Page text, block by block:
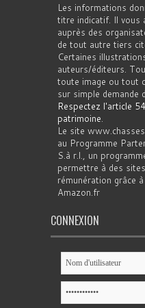
Les informations
titre indicatif. Il vous
auprès des
de tout autre tiers
Certaines
auteurs/éditeurs.
toute image ou tout
sur simple demande
Respectez l'article
patrimoine.
Le site
au Programme
S.à r.l., un
permettre à des
rémunération grâce
Amazon.fr
CONNEXION